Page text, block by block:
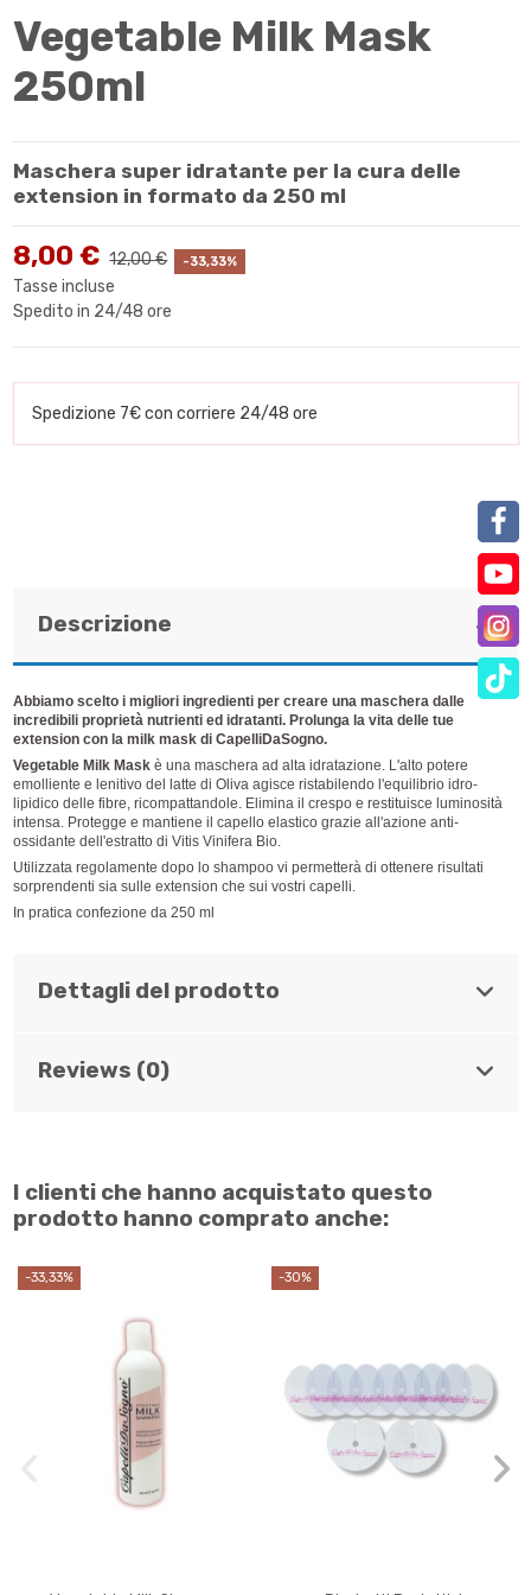
Vegetable Milk Mask
250ml
Maschera super idratante per la cura delle
extension in formato da 250 ml
8,00 € 12,00 € -33,33%
Tasse incluse
Spedito in 24/48 ore
Spedizione 7€ con corriere 24/48 ore
Descrizione
Abbiamo scelto i migliori ingredienti per creare una maschera dalle
incredibili proprietà nutrienti ed idratanti. Prolunga la vita delle tue
extension con la milk mask di CapelliDaSogno.
Vegetable Milk Maskè una maschera ad alta idratazione. L'alto potere
emolliente e lenitivo del latte di Oliva agisce ristabilendo l'equilibrio idro-
lipidico delle fibre, ricompattandole. Elimina il crespo e restituisce luminosità
intensa. Protegge e mantiene il capello elastico grazie all'azione anti-
ossidante dell'estratto di Vitis Vinifera Bio.
Utilizzata regolamente dopo lo shampoo vi permetterà di ottenere risultati
sorprendenti sia sulle extension che sui vostri capelli.
In pratica confezione da 250 ml
Dettagli del prodotto
Reviews (0)
I clienti che hanno acquistato questo
prodotto hanno comprato anche:
-33,33% -30%